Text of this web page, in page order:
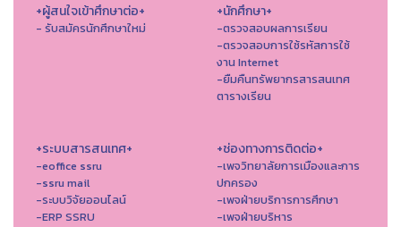
+ผู้สนใจเข้าศึกษาต่อ+
- รับสมัครนักศึกษาใหม่
+นักศึกษา+
-ตรวจสอบผลการเรียน
-ตรวจสอบการใช้รหัสการใช้
งาน Internet
-ยืมคืนทรัพยากรสารสนเทศ
ตารางเรียน
+ระบบสารสนเทศ+
-eoffice ssru
-ssru mail
-ระบบวิจัยออนไลน์
-ERP SSRU
+ช่องทางการติดต่อ+
-เพจวิทยาลัยการเมืองและการ
ปกครอง
-เพจฝ่ายบริการการศึกษา
-เพจฝ่ายบริหาร